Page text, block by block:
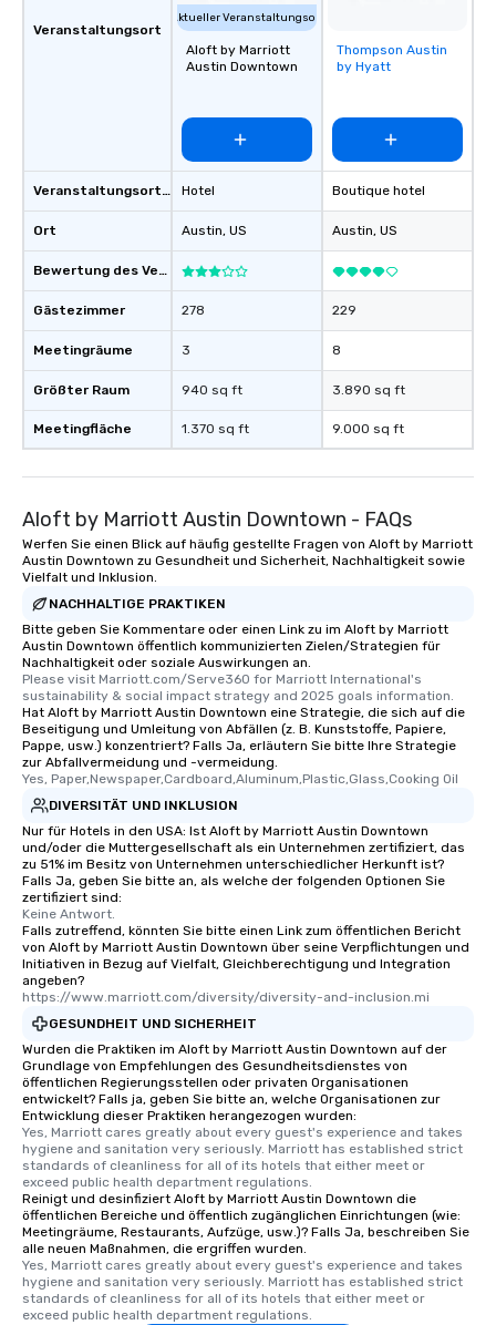
Veranstaltungsort
Veranstaltungsortstyp
Ort
Bewertung des Veranstaltungsortes
Gästezimmer
Meetingräume
Größter Raum
Meetingfläche
Aktueller Veranstaltungsort
Aloft by Marriott
Austin Downtown
Hotel
Austin, US
278
3
940 sq ft
1.370 sq ft
Removed from
favorites
Thompson Austin
by Hyatt
Boutique hotel
Austin, US
229
8
3.890 sq ft
9.000 sq ft
Aloft by Marriott Austin Downtown - FAQs
Werfen Sie einen Blick auf häufig gestellte Fragen von Aloft by Marriott
Austin Downtown zu Gesundheit und Sicherheit, Nachhaltigkeit sowie
Vielfalt und Inklusion.
NACHHALTIGE PRAKTIKEN
Bitte geben Sie Kommentare oder einen Link zu im Aloft by Marriott
Austin Downtown öffentlich kommunizierten Zielen/Strategien für
Nachhaltigkeit oder soziale Auswirkungen an.
Please visit Marriott.com/Serve360 for Marriott International's
sustainability & social impact strategy and 2025 goals information.
Hat Aloft by Marriott Austin Downtown eine Strategie, die sich auf die
Beseitigung und Umleitung von Abfällen (z. B. Kunststoffe, Papiere,
Pappe, usw.) konzentriert? Falls Ja, erläutern Sie bitte Ihre Strategie
zur Abfallvermeidung und -vermeidung.
Yes, Paper,Newspaper,Cardboard,Aluminum,Plastic,Glass,Cooking Oil
DIVERSITÄT UND INKLUSION
Nur für Hotels in den USA: Ist Aloft by Marriott Austin Downtown
und/oder die Muttergesellschaft als ein Unternehmen zertifiziert, das
zu 51% im Besitz von Unternehmen unterschiedlicher Herkunft ist?
Falls Ja, geben Sie bitte an, als welche der folgenden Optionen Sie
zertifiziert sind:
Keine Antwort.
Falls zutreffend, könnten Sie bitte einen Link zum öffentlichen Bericht
von Aloft by Marriott Austin Downtown über seine Verpflichtungen und
Initiativen in Bezug auf Vielfalt, Gleichberechtigung und Integration
angeben?
https://www.marriott.com/diversity/diversity-and-inclusion.mi
GESUNDHEIT UND SICHERHEIT
Wurden die Praktiken im Aloft by Marriott Austin Downtown auf der
Grundlage von Empfehlungen des Gesundheitsdienstes von
öffentlichen Regierungsstellen oder privaten Organisationen
entwickelt? Falls ja, geben Sie bitte an, welche Organisationen zur
Entwicklung dieser Praktiken herangezogen wurden:
Yes, Marriott cares greatly about every guest's experience and takes
hygiene and sanitation very seriously. Marriott has established strict
standards of cleanliness for all of its hotels that either meet or
exceed public health department regulations.
Reinigt und desinfiziert Aloft by Marriott Austin Downtown die
öffentlichen Bereiche und öffentlich zugänglichen Einrichtungen (wie:
Meetingräume, Restaurants, Aufzüge, usw.)? Falls Ja, beschreiben Sie
alle neuen Maßnahmen, die ergriffen wurden.
Yes, Marriott cares greatly about every guest's experience and takes
hygiene and sanitation very seriously. Marriott has established strict
standards of cleanliness for all of its hotels that either meet or
exceed public health department regulations.